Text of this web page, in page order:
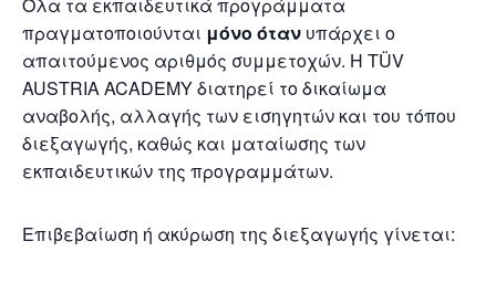
Όλα τα εκπαιδευτικά προγράμματα
πραγματοποιούνται μόνο όταν υπάρχει ο
απαιτούμενος αριθμός συμμετοχών. Η TÜV
AUSTRIA ACADEMY διατηρεί το δικαίωμα
αναβολής, αλλαγής των εισηγητών και του τόπου
διεξαγωγής, καθώς και ματαίωσης των
εκπαιδευτικών της προγραμμάτων.
Επιβεβαίωση ή ακύρωση της διεξαγωγής γίνεται: